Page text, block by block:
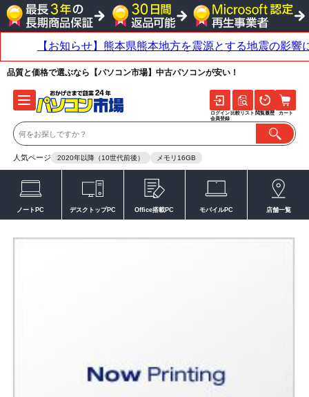
品質と価格で選ぶなら【パソコン市場】中古パソコンが安い！
人気ページ 2020年以降（10世代前後） メモリ16GB
ログイン
会員登録
比較リスト 閲覧履歴 カート
ノートPC デスクトップPC Office搭載PC モバイルPC 店舗一覧